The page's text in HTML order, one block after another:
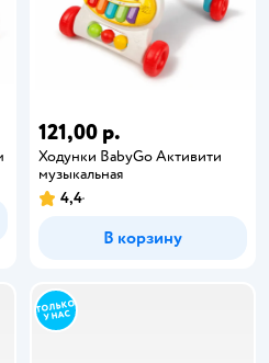
121,00 р.
Ходунки BabyGo Активити
музыкальная
4,4
В корзину